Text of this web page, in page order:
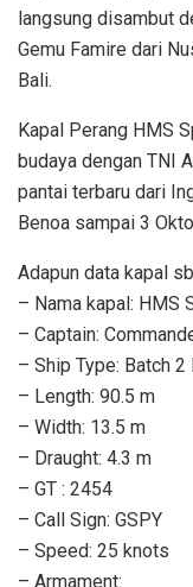
langsung disambut
Gemu Famire dari
Bali.
Kapal Perang HMS
budaya dengan TNI
pantai terbaru dari
Benoa sampai 3
Adapun data kapal
– Nama kapal: HMS
– Captain:
– Ship Type: Batch
– Length: 90.5 m
– Width: 13.5 m
– Draught: 4.3 m
– GT : 2454
– Call Sign: GSPY
– Speed: 25 knots
– Armament: